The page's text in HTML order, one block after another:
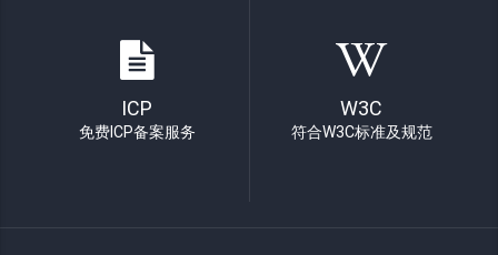
ICP
免费ICP备案服务
W3C
符合W3C标准及规范